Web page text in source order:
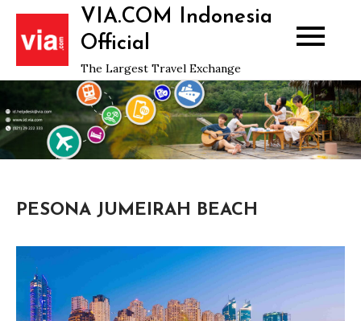
Skip
content
VIA.COM Indonesia
Official
The Largest Travel Exchange
PESONA JUMEIRAH BEACH